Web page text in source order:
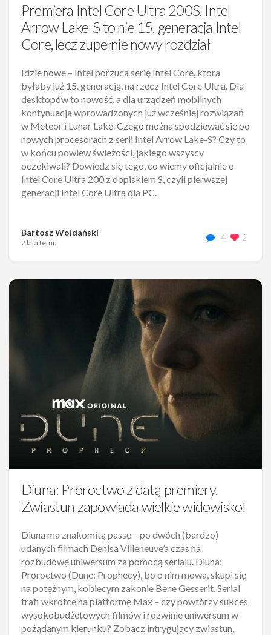
Premiera Intel Core Ultra 200S. Intel
Arrow Lake-S to nie 15. generacja Intel
Core, lecz zupełnie nowy rozdział
Idzie nowe – Intel porzuca serię Intel Core, która
byłaby już 15. generacją, na rzecz Intel Core Ultra. Dla
desktopów to nowość, a dla urządzeń mobilnych
kontynuacja wprowadzonych już wcześniej rozwiązań
w Meteor i Lunar Lake. Czego można spodziewać się po
nowych procesorach z serii Intel Arrow Lake-S? Czy to
w końcu powiew świeżości, jakiego wszyscy
oczekiwali? Dowiedz się tego, co wiemy oficjalnie o
Intel Core Ultra 200 z dopiskiem S, czyli pierwszej
generacji Intel Core Ultra dla PC.
Bartosz Woldański
2 lata temu
4 2
Diuna: Proroctwo z datą premiery.
Zwiastun zapowiada wielkie widowisko!
Diuna ma znakomitą passę – po dwóch (bardzo)
udanych filmach Denisa Villeneuve’a czas na
rozbudowę uniwersum za pomocą serialu. Diuna:
Proroctwo (Dune: Prophecy), bo o nim mowa, skupi się
na potężnym, kobiecym zakonie Bene Gesserit. Serial
trafi wkrótce na platformę Max – czy powtórzy sukces
wysokobudżetowych filmów i rozwinie uniwersum w
pożądanym kierunku? Zobacz intrygujący zwiastun,